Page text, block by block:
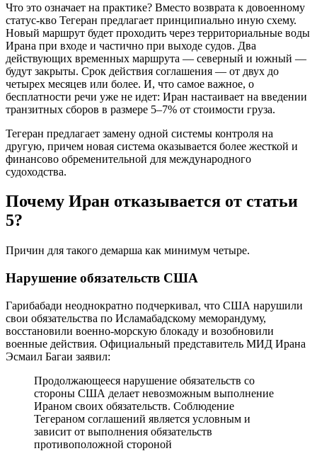
Что это означает на практике? Вместо возврата к довоенному
статус-кво Тегеран предлагает принципиально иную схему.
Новый маршрут будет проходить через территориальные воды
Ирана при входе и частично при выходе судов. Два
действующих временных маршрута — северный и южный —
будут закрыты. Срок действия соглашения — от двух до
четырех месяцев или более. И, что самое важное, о
бесплатности речи уже не идет: Иран настаивает на введении
транзитных сборов в размере 5–7% от стоимости груза.
Тегеран предлагает замену одной системы контроля на
другую, причем новая система оказывается более жесткой и
финансово обременительной для международного
судоходства.
Почему Иран отказывается от статьи
5?
Причин для такого демарша как минимум четыре.
Нарушение обязательств США
Гарибабади неоднократно подчеркивал, что США нарушили
свои обязательства по Исламабадскому меморандуму,
восстановили военно-морскую блокаду и возобновили
военные действия. Официальный представитель МИД Ирана
Эсмаил Багаи заявил:
Продолжающееся нарушение обязательств со
стороны США делает невозможным выполнение
Ираном своих обязательств. Соблюдение
Тегераном соглашений является условным и
зависит от выполнения обязательств
противоположной стороной